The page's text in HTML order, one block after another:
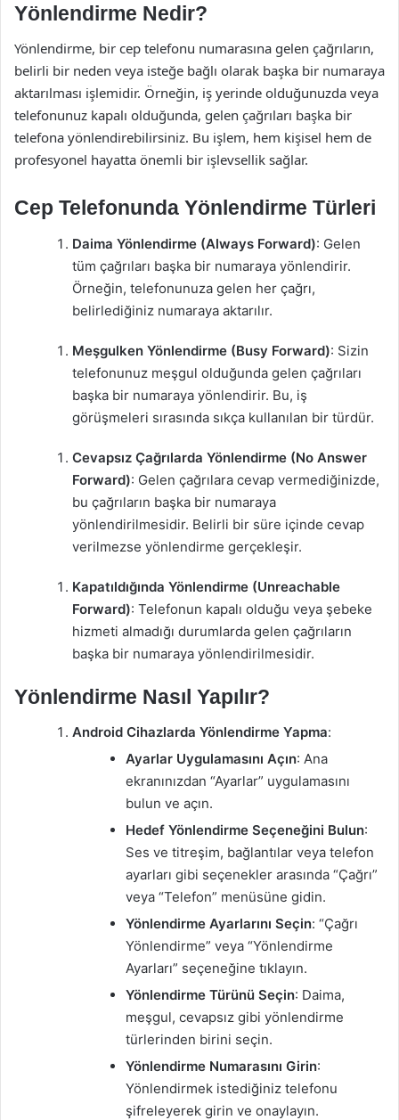
Yönlendirme Nedir?
Yönlendirme, bir cep telefonu numarasına gelen çağrıların,
belirli bir neden veya isteğe bağlı olarak başka bir numaraya
aktarılması işlemidir. Örneğin, iş yerinde olduğunuzda veya
telefonunuz kapalı olduğunda, gelen çağrıları başka bir
telefona yönlendirebilirsiniz. Bu işlem, hem kişisel hem de
profesyonel hayatta önemli bir işlevsellik sağlar.
Cep Telefonunda Yönlendirme Türleri
Daima Yönlendirme (Always Forward): Gelen
tüm çağrıları başka bir numaraya yönlendirir.
Örneğin, telefonunuza gelen her çağrı,
belirlediğiniz numaraya aktarılır.
Meşgulken Yönlendirme (Busy Forward): Sizin
telefonunuz meşgul olduğunda gelen çağrıları
başka bir numaraya yönlendirir. Bu, iş
görüşmeleri sırasında sıkça kullanılan bir türdür.
Cevapsız Çağrılarda Yönlendirme (No Answer
Forward): Gelen çağrılara cevap vermediğinizde,
bu çağrıların başka bir numaraya
yönlendirilmesidir. Belirli bir süre içinde cevap
verilmezse yönlendirme gerçekleşir.
Kapatıldığında Yönlendirme (Unreachable
Forward): Telefonun kapalı olduğu veya şebeke
hizmeti almadığı durumlarda gelen çağrıların
başka bir numaraya yönlendirilmesidir.
Yönlendirme Nasıl Yapılır?
Android Cihazlarda Yönlendirme Yapma:
Ayarlar Uygulamasını Açın: Ana
ekranınızdan “Ayarlar” uygulamasını
bulun ve açın.
Hedef Yönlendirme Seçeneğini Bulun:
Ses ve titreşim, bağlantılar veya telefon
ayarları gibi seçenekler arasında “Çağrı”
veya “Telefon” menüsüne gidin.
Yönlendirme Ayarlarını Seçin: “Çağrı
Yönlendirme” veya “Yönlendirme
Ayarları” seçeneğine tıklayın.
Yönlendirme Türünü Seçin: Daima,
meşgul, cevapsız gibi yönlendirme
türlerinden birini seçin.
Yönlendirme Numarasını Girin:
Yönlendirmek istediğiniz telefonu
şifreleyerek girin ve onaylayın.